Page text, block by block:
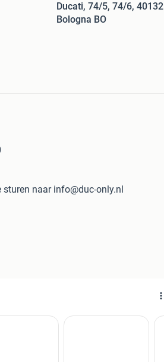
Ducati, 74/5, 74/6, 40132
Bologna BO
naar info@duc-only.nl